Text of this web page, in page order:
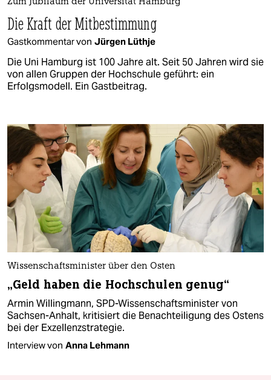
Zum Jubiläum der Universität Hamburg
Die Kraft der Mitbestimmung
Gastkommentar von Jürgen Lüthje
Die Uni Hamburg ist 100 Jahre alt. Seit 50 Jahren wird sie
von allen Gruppen der Hochschule geführt: ein
Erfolgsmodell. Ein Gastbeitrag.
Wissenschaftsminister über den Osten
„Geld haben die Hochschulen genug“
Armin Willingmann, SPD-Wissenschaftsminister von
Sachsen-Anhalt, kritisiert die Benachteiligung des Ostens
bei der Exzellenzstrategie.
Interview von Anna Lehmann